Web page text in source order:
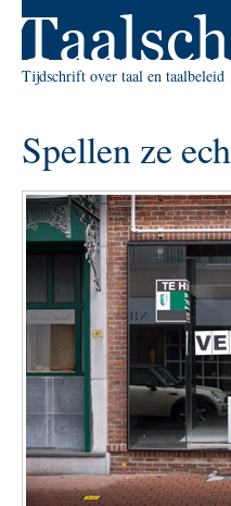
Skip to Navigation
Tijdschrift over taal en taalbeleid
Spellen ze